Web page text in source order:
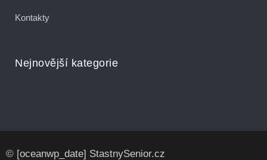
Kontakty
Nejnovější kategorie
© [oceanwp_date] StastnySenior.cz